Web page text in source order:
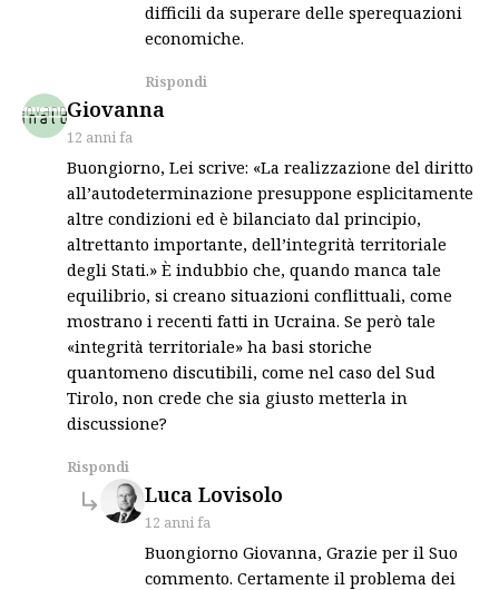
difficili da superare delle sperequazioni
economiche.
Rispondi
Giovanna
12 anni fa
Buongiorno, Lei scrive: «La realizzazione del diritto
all’autodeterminazione presuppone esplicitamente
altre condizioni ed è bilanciato dal principio,
altrettanto importante, dell’integrità territoriale
degli Stati.» È indubbio che, quando manca tale
equilibrio, si creano situazioni conflittuali, come
mostrano i recenti fatti in Ucraina. Se però tale
«integrità territoriale» ha basi storiche
quantomeno discutibili, come nel caso del Sud
Tirolo, non crede che sia giusto metterla in
discussione?
Rispondi
Luca Lovisolo
12 anni fa
Buongiorno Giovanna, Grazie per il Suo
commento. Certamente il problema dei